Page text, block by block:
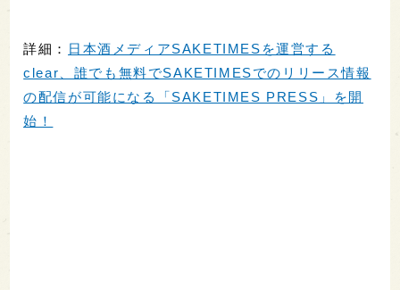
詳細：
日本酒メディアSAKETIMESを運営する
clear、誰でも無料でSAKETIMESでのリリース情報
の配信が可能になる「SAKETIMES PRESS」を開
始！